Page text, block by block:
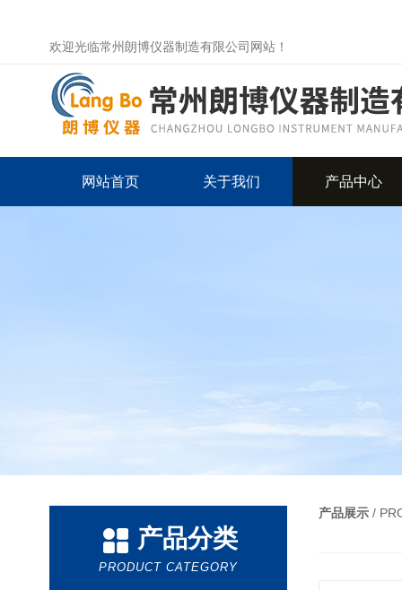
欢迎光临常州朗博仪器制造有限公司网站！
网站首页 关于我们 产品中心
产品分类
PRODUCT CATEGORY
产品展示 /